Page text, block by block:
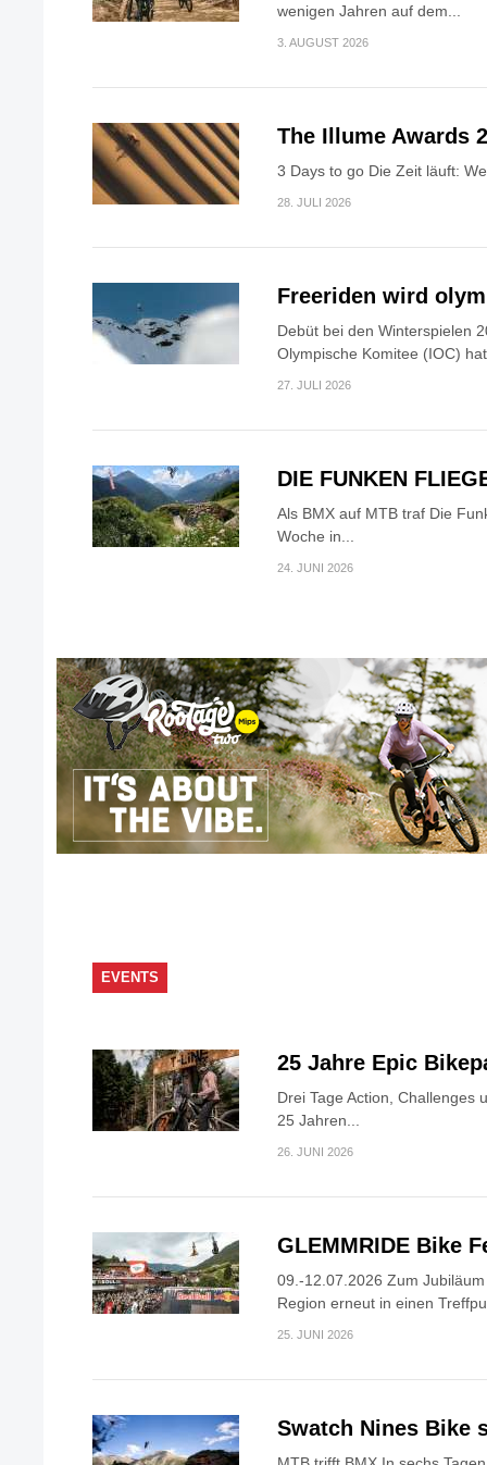
wenigen Jahren auf dem...
3. AUGUST 2026
The Illume Awards
3 Days to go Die Zeit läuft:
28. JULI 2026
Freeriden wird
Debüt bei den Winterspielen
Olympische Komitee (IOC)
27. JULI 2026
DIE FUNKEN
Als BMX auf MTB traf Die
Woche in...
24. JUNI 2026
EVENTS
25 Jahre Epic
Drei Tage Action, Challenges
25 Jahren...
26. JUNI 2026
GLEMMRIDE Bike
09.-12.07.2026 Zum
Region erneut in einen
25. JUNI 2026
Swatch Nines Bike